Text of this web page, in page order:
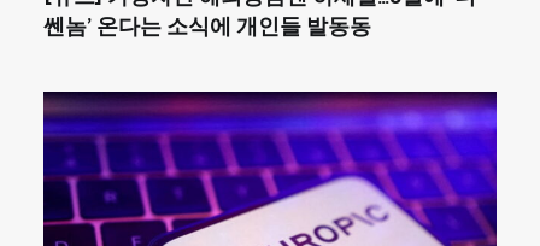
쎈놈’ 온다는 소식에 개인들 발동동